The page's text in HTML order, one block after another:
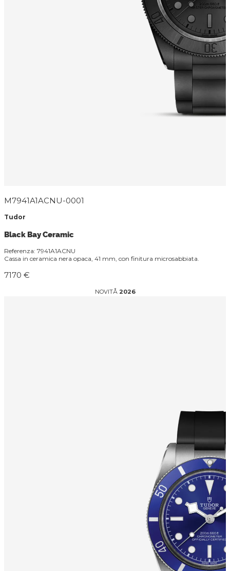
M7941A1ACNU-0001
Tudor
Black Bay Ceramic
Referenza: 7941A1ACNU
Cassa in ceramica nera opaca, 41 mm, con finitura microsabbiata.
7170 €
NOVITÅ 2026